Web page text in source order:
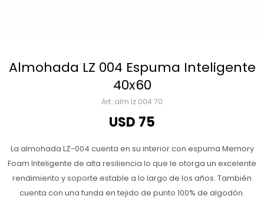
Almohada LZ 004 Espuma Inteligente
40x60
alm lz 004 70
USD 75
La almohada LZ-004 cuenta en su interior con espuma Memory
Foam Inteligente de alta resiliencia lo que le otorga un excelente
rendimiento y soporte estable a lo largo de los años. También
cuenta con una funda en tejido de punto 100% de algodón.